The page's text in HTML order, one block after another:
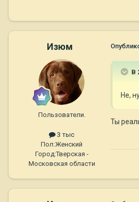
Изюм
Пользователи.
3 тыс
Пол:Женский
Город:Тверская -
Московская области
В
Не,
Ты